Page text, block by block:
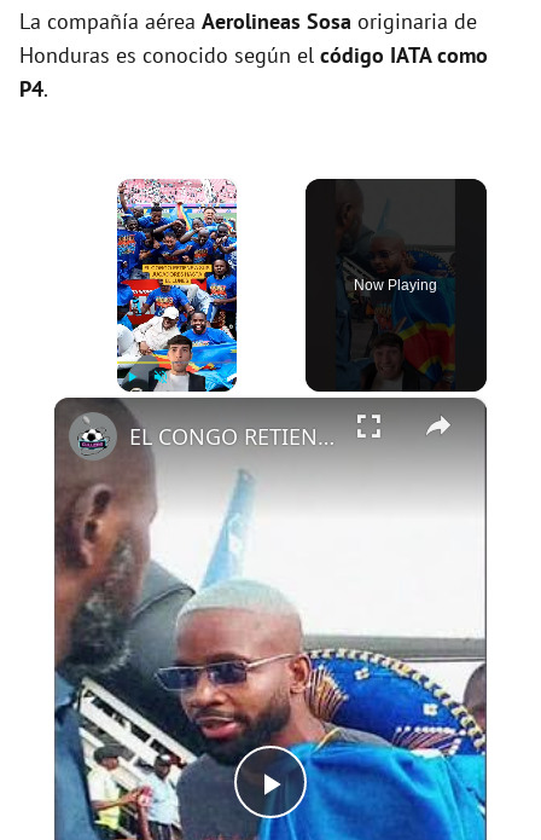
La compañía aérea Aerolineas Sosa originaria de
Honduras es conocido según el código IATA como
P4.
×
Now Playing
×
P
EL CONGO RETIENE A SUS JUGADORES HASTA EL LUNES